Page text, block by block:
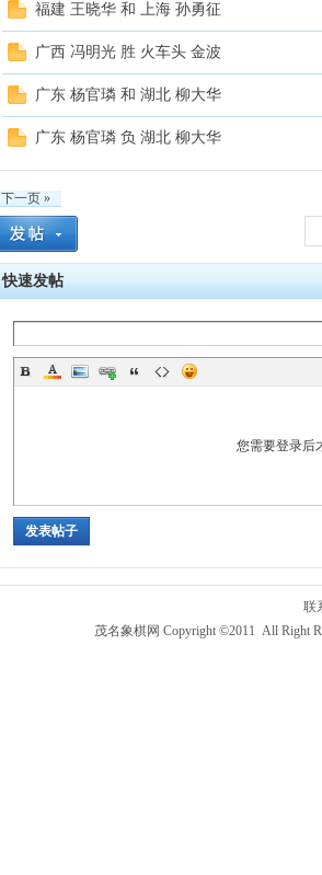
福建 王晓华 和 上海 孙勇征
广西 冯明光 胜 火车头 金波
广东 杨官璘 和 湖北 柳大华
广东 杨官璘 负 湖北 柳大华
下一页 »
快速发帖
您需要登录后
发表帖子
联
茂名象棋网 Copyright ©2011 All Right